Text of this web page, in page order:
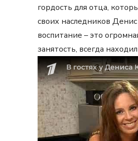
гордость для отца,
своих наследников
воспитание – это
занятость, всегда